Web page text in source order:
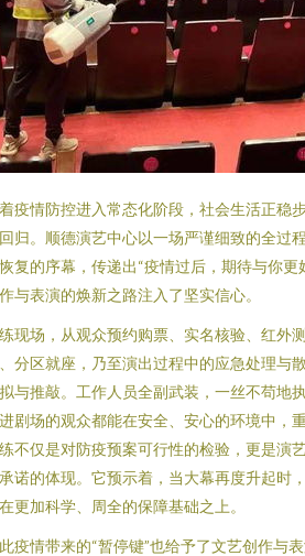
疫情防控进入常态化阶段，社会生活正稳
归。顺德演艺中心以一场严谨细致的全过
复的序幕，传递出“疫情过后，期待与你
与表演的焕新之路注入了坚实信心。
现场，从观众预约购票、实名核验、红外
分区就座，乃至演出过程中的应急处理与
与推敲。工作人员全副武装，一丝不苟地
剧场的观众都能在安全、安心的环境中，
不仅是对防疫预案可行性的检验，更是演
诺的体现。它预示着，当大幕再度升起时
更加科学、周全的保障基础之上。
疫情带来的“暂停键”也给予了文艺创作与